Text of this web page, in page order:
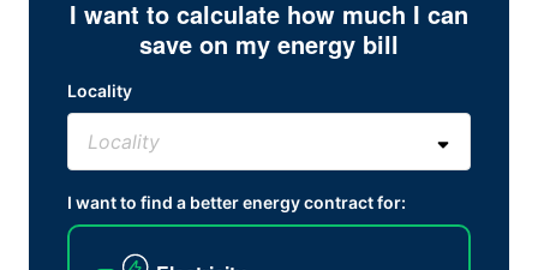
I want to calculate how much I can
save on my energy bill
Locality
I want to find a better energy contract for: